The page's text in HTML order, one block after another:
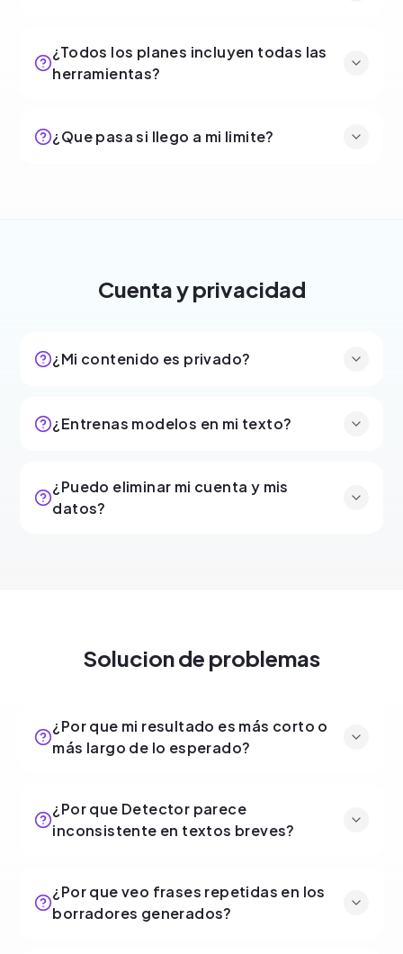
¿Todos los planes incluyen todas las
herramientas?
¿Que pasa si llego a mi limite?
Cuenta y privacidad
¿Mi contenido es privado?
¿Entrenas modelos en mi texto?
¿Puedo eliminar mi cuenta y mis
datos?
Solucion de problemas
¿Por que mi resultado es más corto o
más largo de lo esperado?
¿Por que Detector parece
inconsistente en textos breves?
¿Por que veo frases repetidas en los
borradores generados?